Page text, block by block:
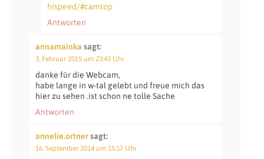
hispeed/#camtop
Antworten
annamainka sagt:
3. Februar 2015 um 23:43 Uhr
danke für die Webcam,
habe lange in w-tal gelebt und freue mich das
hier zu sehen .ist schon ne tolle Sache
Antworten
annelie.ortnersagt:
16. September 2014 um 15:17 Uhr